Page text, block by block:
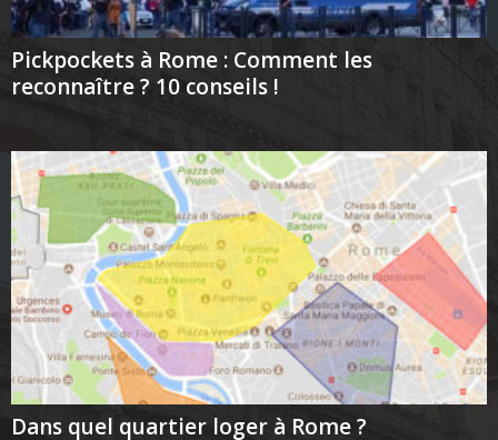
Pickpockets à Rome : Comment les
reconnaître ? 10 conseils !
Dans quel quartier loger à Rome ?